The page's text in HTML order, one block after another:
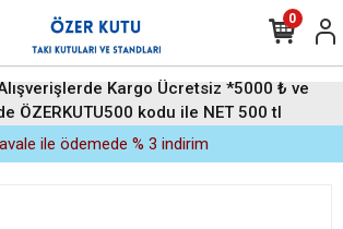
Kargo Ücretsiz *5000 ₺ ve
ÖZERKUTU500 kodu ile NET 500 tl
ile ödemede % 3 indirim
0